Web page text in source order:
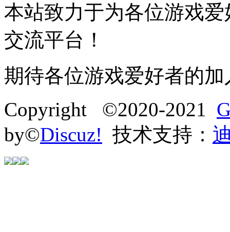
本站致力于为各位游戏
交流平台！
期待各位游戏爱好者的加
Copyright ©2020-2021
by©Discuz! 技术支持：